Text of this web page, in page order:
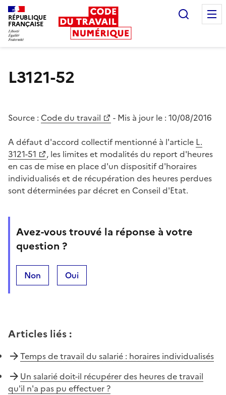
RÉPUBLIQUE
FRANÇAISE
L3121-52
Source : Code du travail - Mis à jour le : 10/08/2016
A défaut d'accord collectif mentionné à l'article L.
3121-51
, les limites et modalités du report d'heures
en cas de mise en place d'un dispositif d'horaires
individualisés et de récupération des heures perdues
sont déterminées par décret en Conseil d'Etat.
Avez-vous trouvé la réponse à votre
question ?
Non Oui
Articles liés :
Temps de travail du salarié : horaires individualisés
Un salarié doit-il récupérer des heures de travail
qu'il n'a pas pu effectuer ?